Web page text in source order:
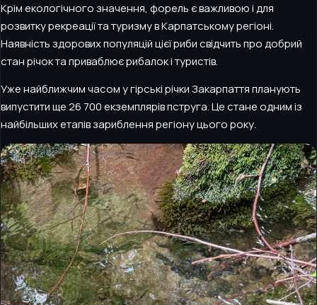
Крім екологічного значення, форель є важливою і для
розвитку рекреації та туризму в Карпатському регіоні.
Наявність здорових популяцій цієї риби свідчить про добрий
стан річок та приваблює рибалок і туристів.
Уже найближчим часом у гірські річки Закарпаття планують
випустити ще 26 700 екземплярів пструга. Це стане одним із
найбільших етапів зариблення регіону цього року.